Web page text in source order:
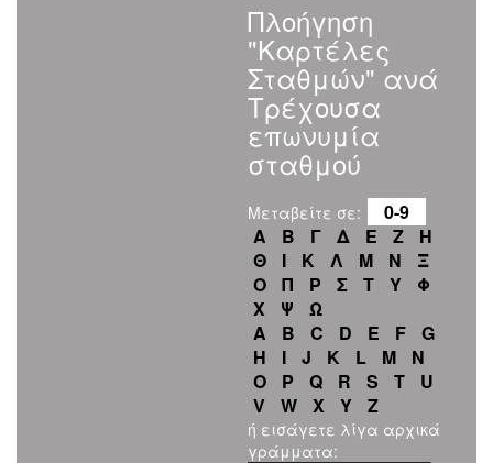
Πλοήγηση
"Καρτέλες
Σταθμών" ανά
Τρέχουσα
επωνυμία
σταθμού
Μεταβείτε σε:
0-9
Α
Β Γ Δ Ε Ζ
Η
Θ
Ι Κ Λ Μ Ν
Ξ
Ο
Π Ρ Σ Τ Υ
Φ
Χ
Ψ
Ω
A
B C D E F
G
H
I J K L M
N
O
P Q R S T
U
V
W X Y Z
ή εισάγετε λίγα αρχικά
γράμματα: